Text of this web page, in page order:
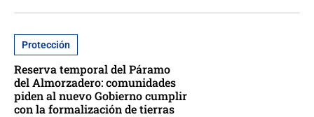
Protección
Reserva temporal del Páramo
del Almorzadero: comunidades
piden al nuevo Gobierno cumplir
con la formalización de tierras